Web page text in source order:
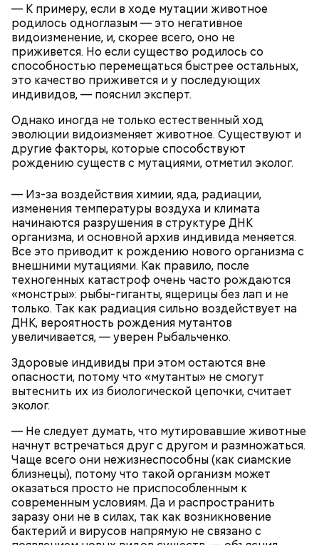
— К примеру, если в ходе мутации животное
родилось одноглазым — это негативное
видоизменение, и, скорее всего, оно не
приживется. Но если существо родилось со
способностью перемещаться быстрее остальных,
это качество приживется и у последующих
индивидов, — пояснил эксперт.
Однако иногда не только естественный ход
эволюции видоизменяет животное. Существуют и
другие факторы, которые способствуют
рождению существ с мутациями, отметил эколог.
— Из-за воздействия химии, яда, радиации,
изменения температуры воздуха и климата
начинаются разрушения в структуре ДНК
организма, и основной архив индивида меняется.
Все это приводит к рождению нового организма с
внешними мутациями. Как правило, после
техногенных катастроф очень часто рождаются
«монстры»: рыбы-гиганты, ящерицы без лап и не
только. Так как радиация сильно воздействует на
ДНК, вероятность рождения мутантов
увеличивается, — уверен Рыбальченко.
Здоровые индивиды при этом остаются вне
опасности, потому что «мутанты» не смогут
вытеснить их из биологической цепочки, считает
эколог.
— Не следует думать, что мутировавшие животные
начнут встречаться друг с другом и размножаться.
Чаще всего они нежизнеспособны (как сиамские
близнецы), потому что такой организм может
оказаться просто не приспособленным к
современным условиям. Да и распространить
заразу они не в силах, так как возникновение
бактерий и вирусов напрямую не связано с
Для заправки нужно мелко нарезать чеснок и
смешать его с уксусом, оливковым маслом, сахаром
и нарезанной веточкой тархуна.
— Для сервировки салата необходимо выложить
на сковороде и выложить их на салат, — дополнил
Белькович.
Глазурь
Для глазури нужны: